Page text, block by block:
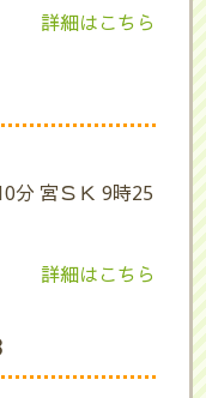
詳細はこちら
分 宮ＳＫ 9時25
詳細はこちら